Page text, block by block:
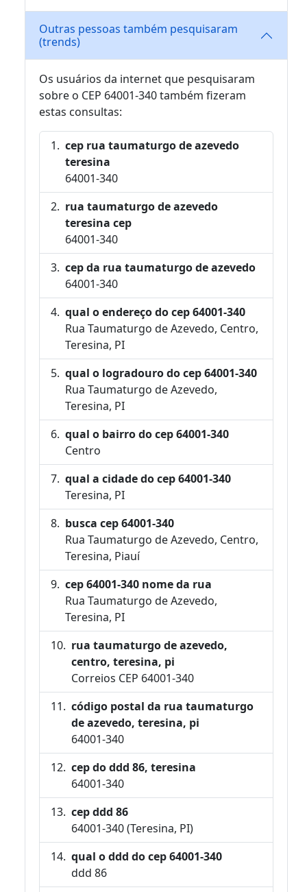
Outras pessoas também pesquisaram
(trends)
Os usuários da internet que pesquisaram
sobre o CEP 64001-340 também fizeram
estas consultas:
cep rua taumaturgo de azevedo
teresina
64001-340
rua taumaturgo de azevedo
teresina cep
64001-340
cep da rua taumaturgo de azevedo
64001-340
qual o endereço do cep 64001-340
Rua Taumaturgo de Azevedo, Centro,
Teresina, PI
qual o logradouro do cep 64001-340
Rua Taumaturgo de Azevedo,
Teresina, PI
qual o bairro do cep 64001-340
Centro
qual a cidade do cep 64001-340
Teresina, PI
busca cep 64001-340
Rua Taumaturgo de Azevedo, Centro,
Teresina, Piauí
cep 64001-340 nome da rua
Rua Taumaturgo de Azevedo,
Teresina, PI
rua taumaturgo de azevedo,
centro, teresina, pi
Correios CEP 64001-340
código postal da rua taumaturgo
de azevedo, teresina, pi
64001-340
cep do ddd 86, teresina
64001-340
cep ddd 86
64001-340 (Teresina, PI)
qual o ddd do cep 64001-340
ddd 86